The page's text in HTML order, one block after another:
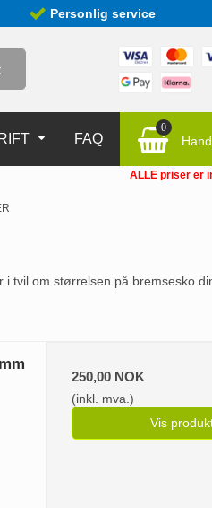
Personlig service
0
FAQ
ALLE priser er
tvil om størrelsen på bremsesko
250,00 NOK
(inkl. mva.)
Vis